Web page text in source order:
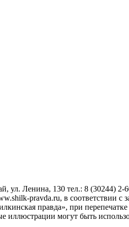
ул. Ленина, 130 тел.: 8 (30244)
pravda.ru, в соответствии с
правда», при
могут быть